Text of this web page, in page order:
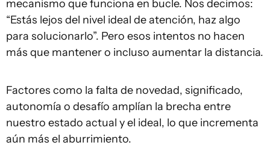
mecanismo que funciona en bucle. Nos decimos:
“Estás lejos del nivel ideal de atención, haz algo
para solucionarlo”. Pero esos intentos no hacen
más que mantener o incluso aumentar la distancia.
Factores como la falta de novedad, significado,
autonomía o desafío amplían la brecha entre
nuestro estado actual y el ideal, lo que incrementa
aún más el aburrimiento.